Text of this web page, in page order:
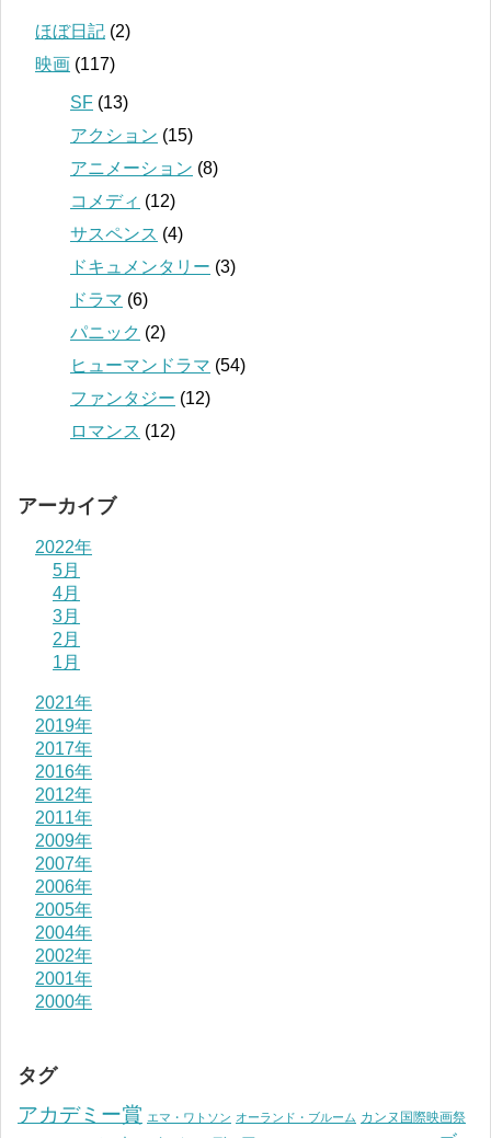
ほぼ日記 (2)
映画 (117)
SF (13)
アクション (15)
アニメーション (8)
コメディ (12)
サスペンス (4)
ドキュメンタリー (3)
ドラマ (6)
パニック (2)
ヒューマンドラマ (54)
ファンタジー (12)
ロマンス (12)
アーカイブ
2022年
5月
4月
3月
2月
1月
2021年
2019年
2017年
2016年
2012年
2011年
2009年
2007年
2006年
2005年
2004年
2002年
2001年
2000年
タグ
アカデミー賞 エマ・ワトソン オーランド・ブルーム カンヌ国際映画祭